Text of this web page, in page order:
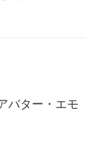
バター・エモ